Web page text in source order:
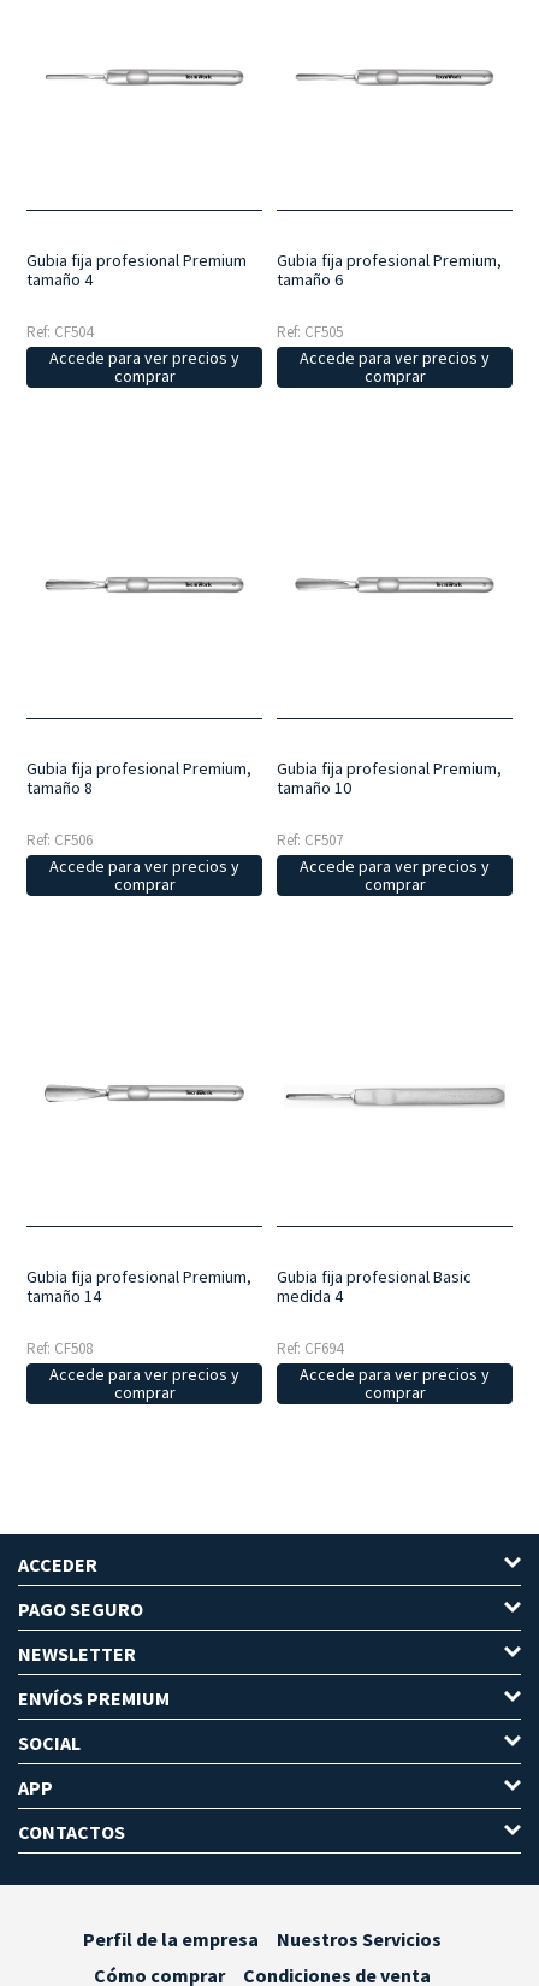
Gubia fija profesional Premium
tamaño 4
Ref: CF504
Accede para ver precios y
comprar
Gubia fija profesional Premium,
tamaño 6
Ref: CF505
Accede para ver precios y
comprar
Gubia fija profesional Premium,
tamaño 8
Ref: CF506
Accede para ver precios y
comprar
Gubia fija profesional Premium,
tamaño 10
Ref: CF507
Accede para ver precios y
comprar
Gubia fija profesional Premium,
tamaño 14
Ref: CF508
Accede para ver precios y
comprar
Gubia fija profesional Basic
medida 4
Ref: CF694
Accede para ver precios y
comprar
ACCEDER
PAGO SEGURO
NEWSLETTER
ENVÍOS PREMIUM
SOCIAL
APP
CONTACTOS
Perfil de la empresa
Nuestros Servicios
Cómo comprar
Condiciones de venta